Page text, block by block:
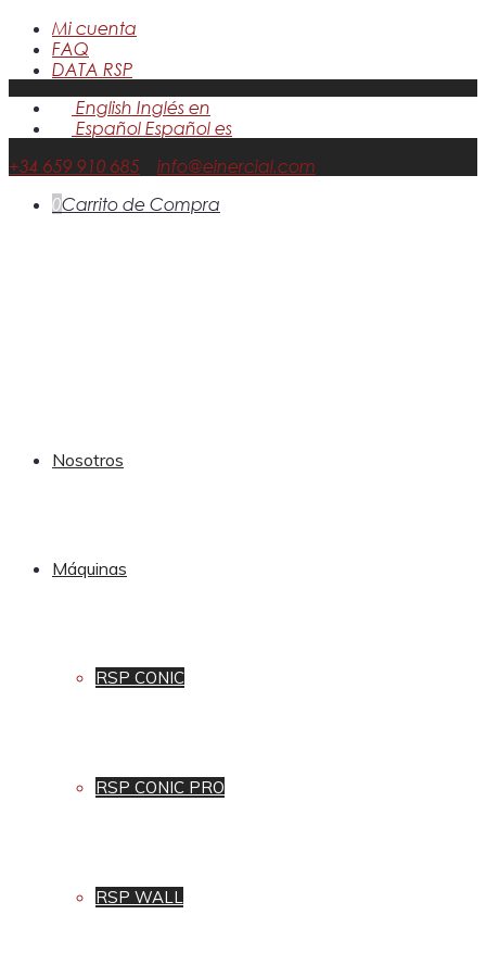
Mi cuenta
FAQ
DATA RSP
English Inglés en
Español Español es
+34 659 910 685
info@einercial.com
0Carrito de Compra
Nosotros
Máquinas
RSP CONIC
RSP CONIC PRO
RSP WALL